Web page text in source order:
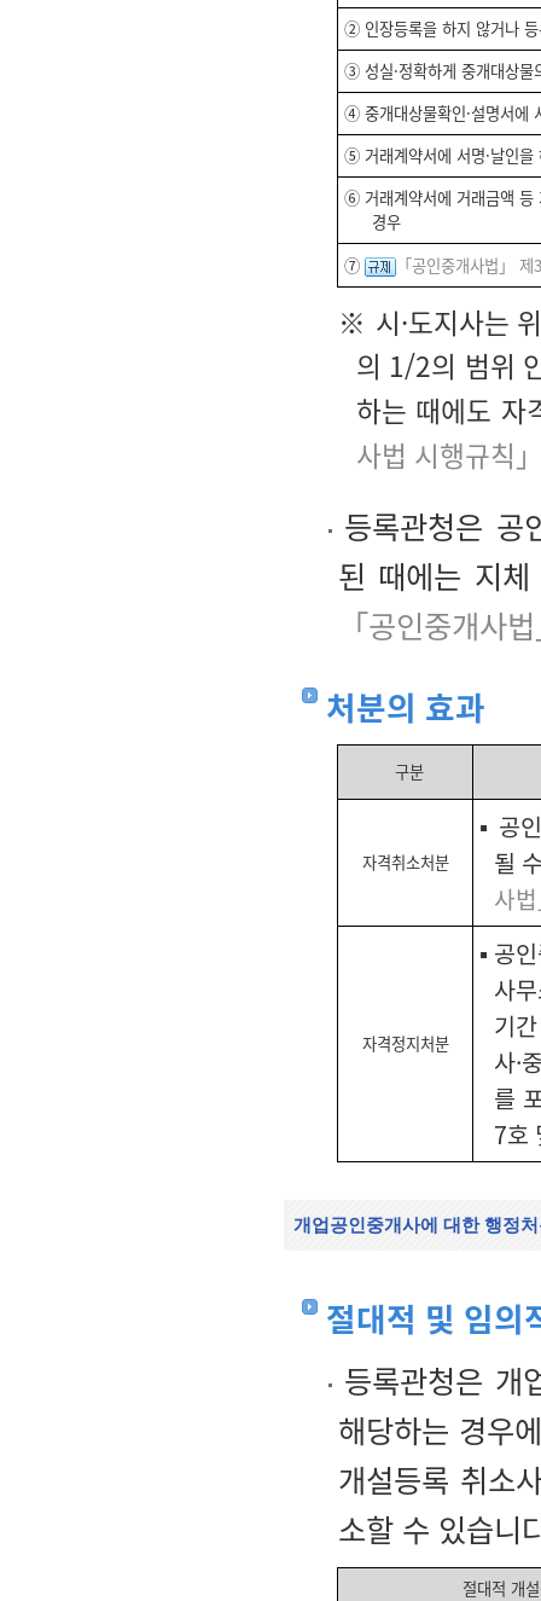
② 인장등록을 하지 않거나
③ 성실·정확하게 중개대상물
④ 중개대상물확인·설명서에
⑤ 거래계약서에 서명·날인을
⑥ 거래계약서에 거래금액 등
경우
⑦
「공인중개사법」 제
※ 시·도지사는
의 1/2의 범위
하는 때에도 자
사법 시행규칙
등록관청은 공
된 때에는 지
「공인중개사
처분의 효과
구분
자격취소처분
▪ 공
될
사
자격정지처분
▪ 공
사
기
사·
를
7호
개업공인중개사에 대한 행정
절대적 및 임의
등록관청은 개
해당하는 경우
개설등록 취소
소할 수 있습니
절대적 개